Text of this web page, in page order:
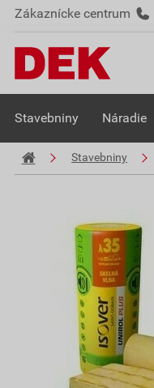
Zákaznícke centrum
Stavebniny Náradie
Stavebniny